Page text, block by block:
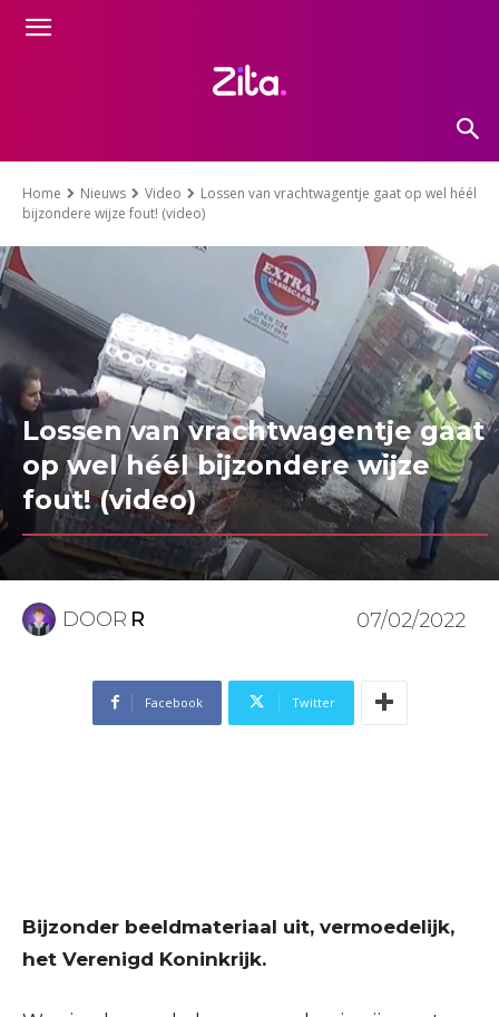
Home Nieuws Video
Lossen van vrachtwagentje gaat op wel héél
bijzondere wijze fout! (video)
Lossen van vrachtwagentje gaat
op wel héél bijzondere wijze
fout! (video)
DOOR R 07/02/2022
Facebook Twitter
Bijzonder beeldmateriaal uit, vermoedelijk,
het Verenigd Koninkrijk.